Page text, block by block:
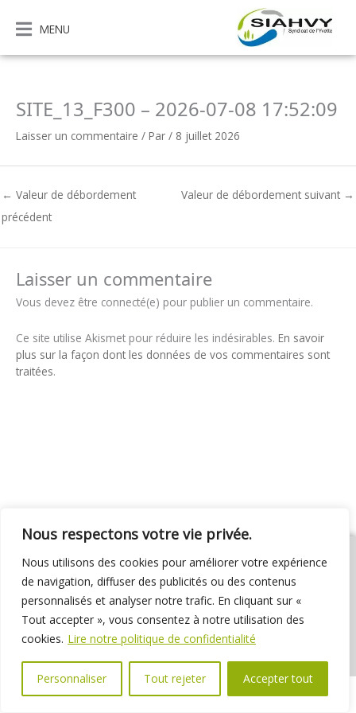
Nous respectons votre vie privée.
Nous utilisons des cookies pour améliorer votre expérience
de navigation, diffuser des publicités ou des contenus
personnalisés et analyser notre trafic. En cliquant sur «
Tout accepter », vous consentez à notre utilisation des
cookies. Lire notre politique de confidentialité
Personnaliser Tout rejeter Accepter tout
contenu
MENU
SITE_13_F300 – 2026-07-08 17:52:09
Laisser un commentaire / Par / 8 juillet 2026
← Valeur de débordement
précédent
Valeur de débordement suivant →
Laisser un commentaire
Vous devez être connecté(e) pour publier un commentaire.
Ce site utilise Akismet pour réduire les indésirables. En savoir
plus sur la façon dont les données de vos commentaires sont
traitées.
01 69 31 72 10 01 69 31 37 31
Nous contacter
Espace élus
Marchés publics Délibérations